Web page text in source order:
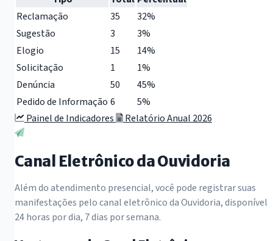
Reclamação
35
32%
Sugestão
3
3%
Elogio
15
14%
Solicitação
1
1%
Denúncia
50
45%
Pedido de Informação 6
5%
Painel de Indicadores
Relatório Anual 2026
Canal Eletrônico da Ouvidoria
Além do atendimento presencial, você pode registrar suas
manifestações pelo canal eletrônico da Ouvidoria, disponível
24 horas por dia, 7 dias por semana.